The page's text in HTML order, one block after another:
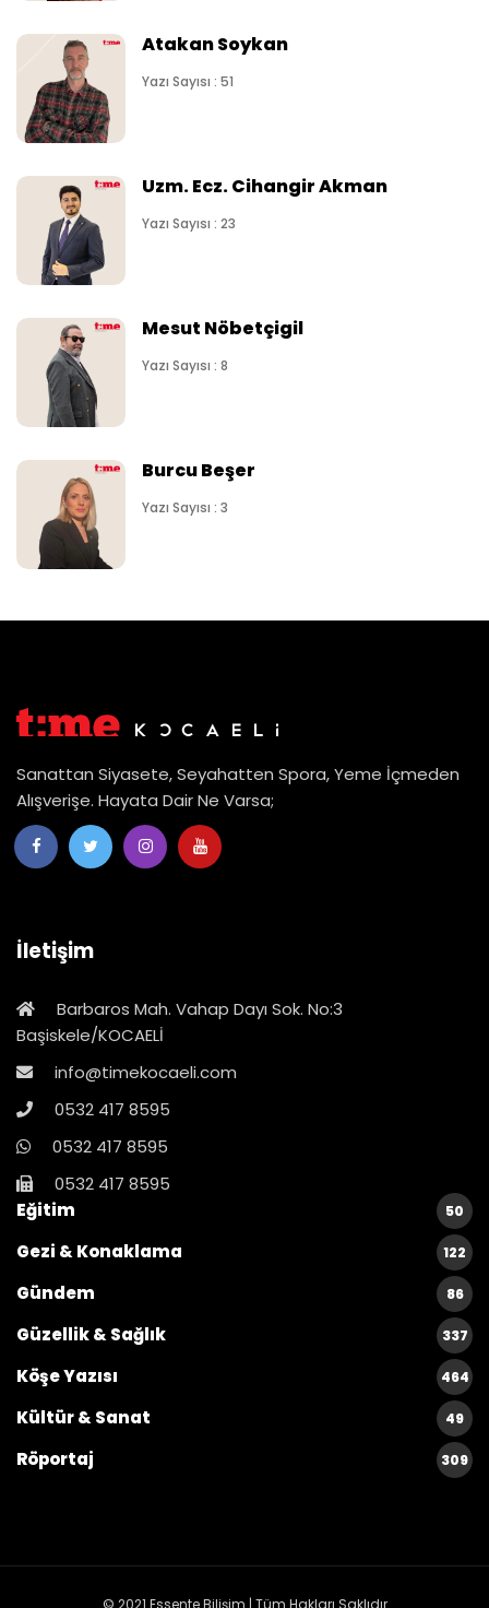
Atakan Soykan
Yazı Sayısı : 51
Uzm. Ecz. Cihangir Akman
Yazı Sayısı : 23
Mesut Nöbetçigil
Yazı Sayısı : 8
Burcu Beşer
Yazı Sayısı : 3
Sanattan Siyasete, Seyahatten Spora, Yeme İçmeden
Alışverişe. Hayata Dair Ne Varsa;
İletişim
Barbaros Mah. Vahap Dayı Sok. No:3
Başiskele/KOCAELİ
info@timekocaeli.com
0532 417 8595
0532 417 8595
0532 417 8595
Eğitim
50
Gezi & Konaklama 122
Gündem 86
Güzellik & Sağlık 337
Köşe Yazısı 464
Kültür & Sanat 49
Röportaj 309
© 2021 Essente Bilişim | Tüm Hakları Saklıdır